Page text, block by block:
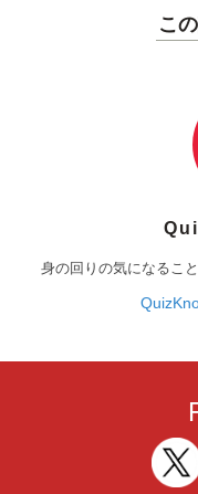
こ
身の回りの気になるこ